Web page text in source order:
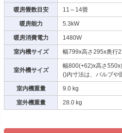
暖房畳数目安 11～14畳
暖房能力 5.3kW
暖房消費電力 1480W
室内機サイズ 幅799x高さ295x奥行
室外機サイズ
幅800(+62)x高さ
()内寸法は、バルブや
室内機重量 9.0 kg
室外機重量 28.0 kg